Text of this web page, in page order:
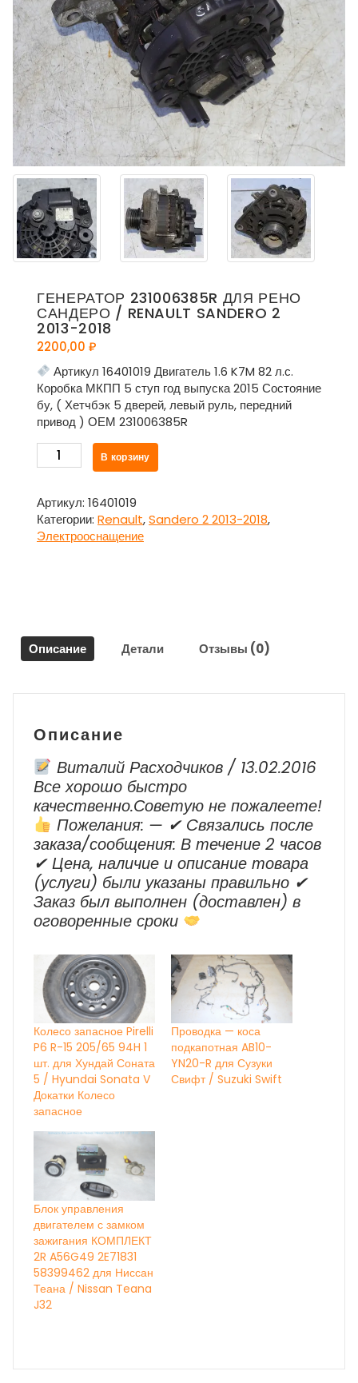
ГЕНЕРАТОР 231006385R ДЛЯ РЕНО
САНДЕРО / RENAULT SANDERO 2
2013-2018
2200,00 ₽
Артикул 16401019 Двигатель 1.6 K7M 82 л.с.
Коробка МКПП 5 ступ год выпуска 2015 Состояние
бу, ( Хетчбэк 5 дверей, левый руль, передний
привод ) ОЕМ 231006385R
Количество
товара
231006385R
для
Рено
2013-
2018
В корзину
Артикул: 16401019
Категории: Renault,Sandero 2 2013-2018,
Электрооснащение
Описание Детали Отзывы (0)
Описание
Виталий Расходчиков / 13.02.2016
Все хорошо быстро
качественно.Советую не пожалеете!
Пожелания: — ✔ Cвязались после
заказа/сообщения: В течение 2 часов
✔ Цена, наличие и описание товара
(услуги) были указаны правильно ✔
Заказ был выполнен (доставлен) в
оговоренные сроки
Колесо запасное Pirelli
P6 R-15 205/65 94H 1
шт. для Хундай Соната
5 / Hyundai Sonata V
Докатки Колесо
запасное
Проводка — коса
подкапотная AB10-
YN20-R для Сузуки
Свифт / Suzuki Swift
Блок управления
двигателем с замком
зажигания КОМПЛЕКТ
2R A56G49 2E71831
58399462 для Ниссан
Теана / Nissan Teana
J32